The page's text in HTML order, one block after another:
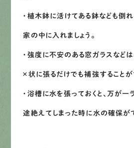
LINEでお
・植木鉢に活けてある鉢なども倒
家の中に入れましょう。
・強度に不安のある窓ガラスなどは
×状に張るだけでも補強することが
・浴槽に水を張っておくと、万が一
途絶えてしまった時に水の確保が